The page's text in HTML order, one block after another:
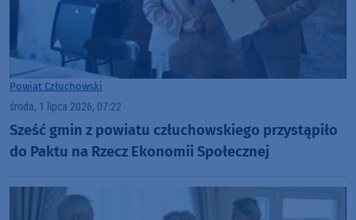
Powiat Człuchowski
środa, 1 lipca 2026, 07:22
Sześć gmin z powiatu człuchowskiego przystąpiło
do Paktu na Rzecz Ekonomii Społecznej